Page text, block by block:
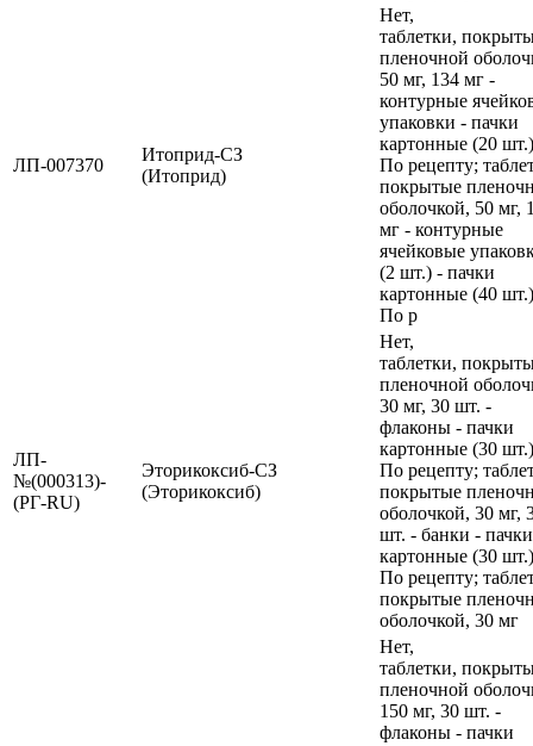
ЛП-007370
Итоприд-СЗ
(Итоприд)
Нет,
таблетки,
пленочной
50 мг, 134 мг -
контурные
упаковки - пачки
картонные (20
По рецепту;
покрытые
оболочкой, 50 мг,
мг - контурные
ячейковые
(2 шт.) - пачки
картонные (40
По р
ЛП-
№(000313)-
(РГ-RU)
Эторикоксиб-СЗ
(Эторикоксиб)
Нет,
таблетки,
пленочной
30 мг, 30 шт. -
флаконы - пачки
картонные (30
По рецепту;
покрытые
оболочкой, 30 мг,
шт. - банки - пачки
картонные (30
По рецепту;
покрытые
оболочкой, 30 мг
Нет,
таблетки,
пленочной
150 мг, 30 шт. -
флаконы - пачки